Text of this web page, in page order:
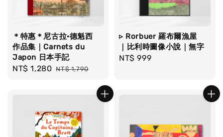
＊特惠＊尼古拉·德魁西
作品集｜Carnets du
Japon 日本手記
Sale
NT$ 1,280 Regular
NT$ 1,790
▹ Rorbuer 羅布爾漁屋
｜比利時圖像小說｜無字
Regular
NT$ 999